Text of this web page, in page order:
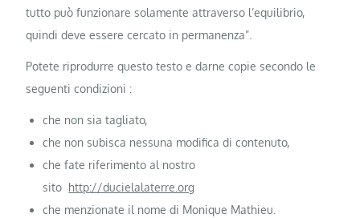
tutto può funzionare solamente attraverso l’equilibrio,
quindi deve essere cercato in permanenza”.
Potete riprodurre questo testo e darne copie secondo le
seguenti condizioni :
che non sia tagliato,
che non subisca nessuna modifica di contenuto,
che fate riferimento al nostro
sito http://ducielalaterre.org
che menzionate il nome di Monique Mathieu.